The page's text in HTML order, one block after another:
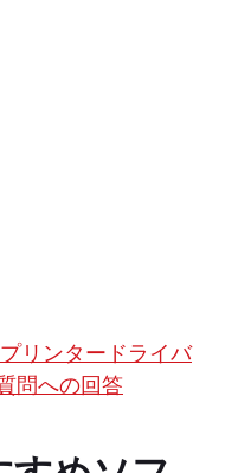
リンタードライバ
問への回答